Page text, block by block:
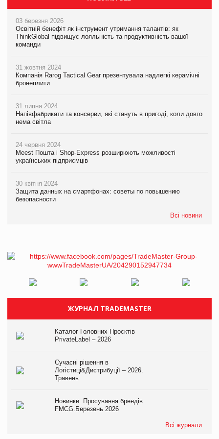
03 березня 2026
Освітній бенефіт як інструмент утримання талантів: як
ThinkGlobal підвищує лояльність та продуктивність вашої
команди
31 жовтня 2024
Компанія Rarog Tactical Gear презентувала надлегкі керамічні
бронеплити
31 липня 2024
Напівфабрикати та консерви, які стануть в пригоді, коли довго
нема світла
24 червня 2024
Meest Пошта і Shop-Express розширюють можливості
українських підприємців
30 квітня 2024
Защита данных на смартфонах: советы по повышению
безопасности
Всі новини
ЖУРНАЛ TRADEMASTER
Каталог Головних Проєктів
PrivateLabel – 2026
Сучасні рішення в
Логістиці&Дистрибуції – 2026.
Травень
Новинки. Просування брендів
FMCG.Березень 2026
Всі журнали